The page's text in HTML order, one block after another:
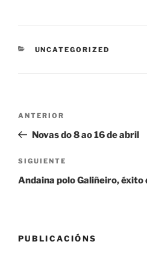
CATEGORÍAS
UNCATEGORIZED
entradas
Entrada
anterior:
ANTERIOR
Novas do 8 ao 16 de abril
Siguiente
entrada
SIGUIENTE
Andaina polo Galiñeiro,
PUBLICACIÓNS